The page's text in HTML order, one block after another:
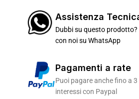
Assistenza
Dubbi su questo prodotto?
con noi su WhatsApp
Pagamenti a rate
Puoi pagare anche fino a
interessi con Paypal